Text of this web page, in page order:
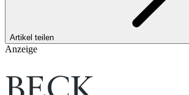
Artikel teilen
Anzeige